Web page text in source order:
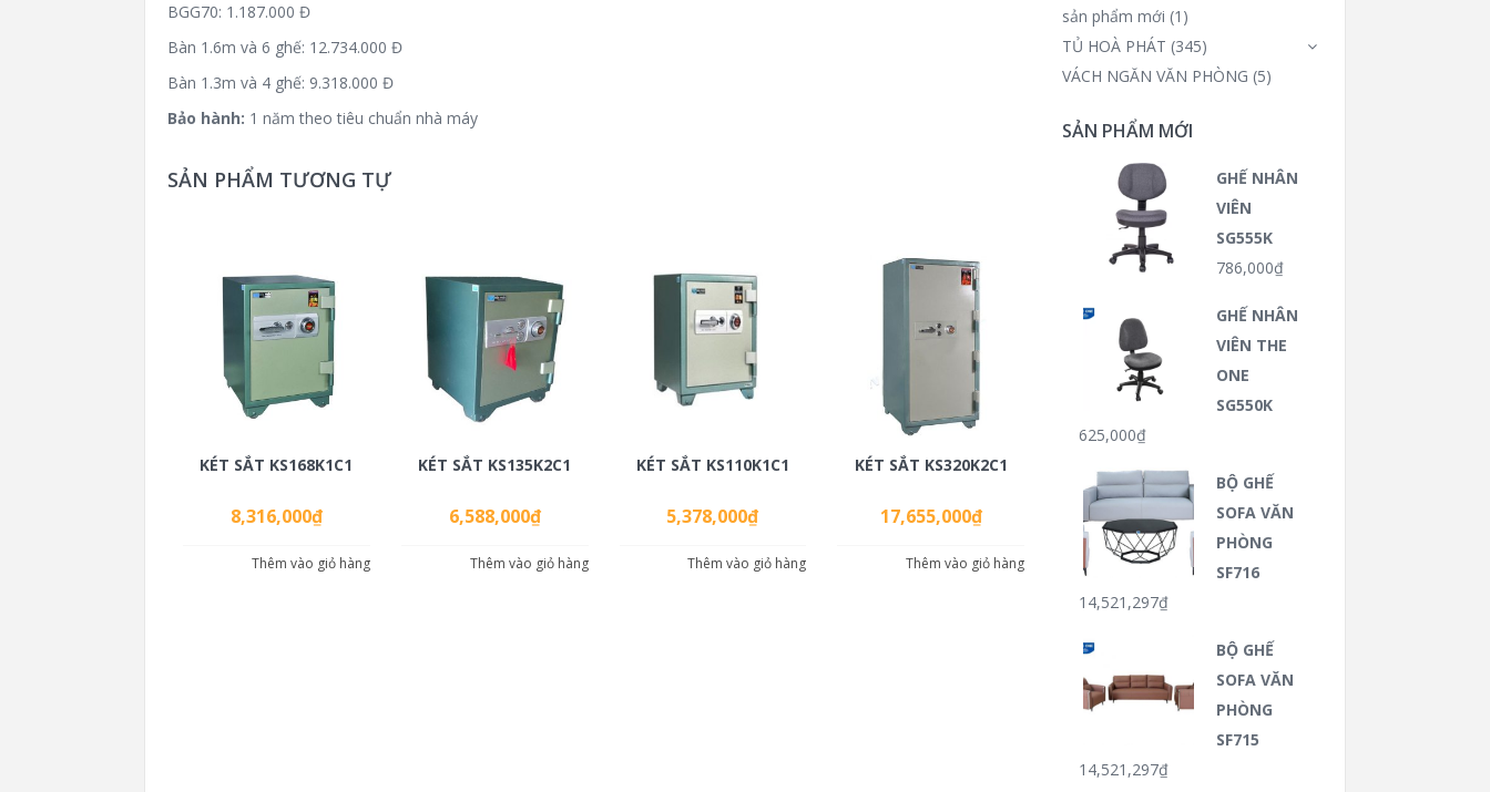
BGG70: 1.187.000 Đ
Bàn 1.6m và 6 ghế: 12.734.000 Đ
Bàn 1.3m và 4 ghế: 9.318.000 Đ
Bảo hành: 1 năm theo tiêu chuẩn nhà máy
SẢN PHẨM TƯƠNG TỰ
KÉT SẮT KS168K1C1
8,316,000₫
Thêm vào giỏ hàng
KÉT SẮT KS135K2C1
6,588,000₫
Thêm vào giỏ hàng
KÉT SẮT KS110K1C1
5,378,000₫
Thêm vào giỏ hàng
KÉT SẮT KS320K2C1
17,655,000₫
Thêm vào giỏ hàng
sản phẩm mới (1)
TỦ HOÀ PHÁT (345)
VÁCH NGĂN VĂN PHÒNG (5)
SẢN PHẨM MỚI
GHẾ NHÂN
VIÊN
SG555K
786,000₫
GHẾ NHÂN
VIÊN THE
ONE
SG550K
625,000₫
BỘ GHẾ
SOFA VĂN
PHÒNG
SF716
14,521,297₫
BỘ GHẾ
SOFA VĂN
PHÒNG
SF715
14,521,297₫